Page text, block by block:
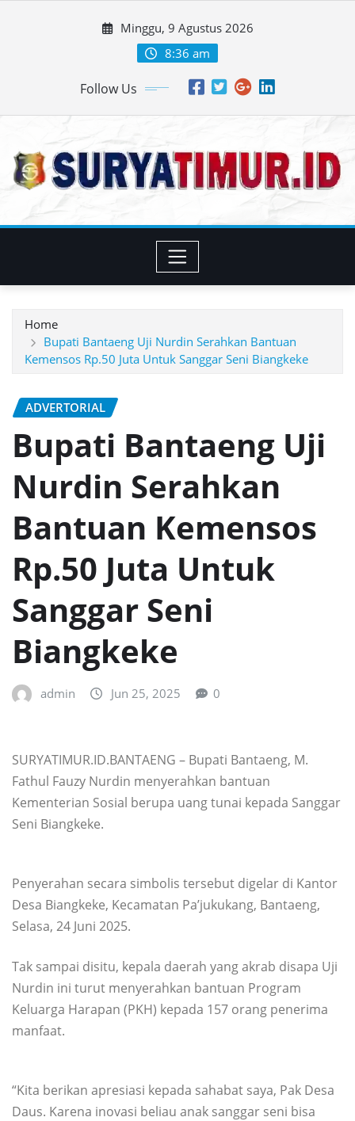
Minggu, 9 Agustus 2026
8:36 am
Follow Us
Home
Bupati Bantaeng Uji Nurdin Serahkan Bantuan
Kemensos Rp.50 Juta Untuk Sanggar Seni Biangkeke
ADVERTORIAL
Bupati Bantaeng Uji
Nurdin Serahkan
Bantuan Kemensos
Rp.50 Juta Untuk
Sanggar Seni
Biangkeke
admin Jun 25, 2025 0
SURYATIMUR.ID.BANTAENG – Bupati Bantaeng, M.
Fathul Fauzy Nurdin menyerahkan bantuan
Kementerian Sosial berupa uang tunai kepada Sanggar
Seni Biangkeke.
Penyerahan secara simbolis tersebut digelar di Kantor
Desa Biangkeke, Kecamatan Pa’jukukang, Bantaeng,
Selasa, 24 Juni 2025.
Tak sampai disitu, kepala daerah yang akrab disapa Uji
Nurdin ini turut menyerahkan bantuan Program
Keluarga Harapan (PKH) kepada 157 orang penerima
manfaat.
“Kita berikan apresiasi kepada sahabat saya, Pak Desa
Daus. Karena inovasi beliau anak sanggar seni bisa